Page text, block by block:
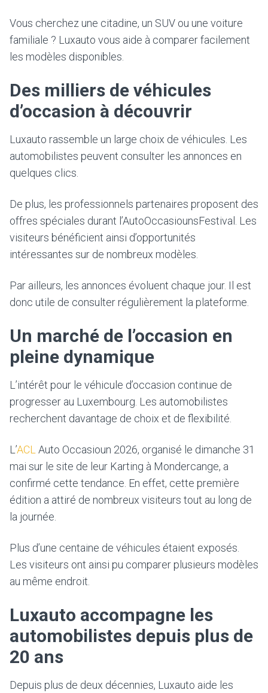
Vous cherchez une citadine, un SUV ou une voiture
familiale ? Luxauto vous aide à comparer facilement
les modèles disponibles.
Des milliers de véhicules
d’occasion à découvrir
Luxauto rassemble un large choix de véhicules. Les
automobilistes peuvent consulter les annonces en
quelques clics.
De plus, les professionnels partenaires proposent des
offres spéciales durant l’AutoOccasiounsFestival. Les
visiteurs bénéficient ainsi d’opportunités
intéressantes sur de nombreux modèles.
Par ailleurs, les annonces évoluent chaque jour. Il est
donc utile de consulter régulièrement la plateforme.
Un marché de l’occasion en
pleine dynamique
L’intérêt pour le véhicule d’occasion continue de
progresser au Luxembourg. Les automobilistes
recherchent davantage de choix et de flexibilité.
L’ACLAuto Occasioun 2026, organisé le dimanche 31
mai sur le site de leur Karting à Mondercange, a
confirmé cette tendance. En effet, cette première
édition a attiré de nombreux visiteurs tout au long de
la journée.
Plus d’une centaine de véhicules étaient exposés.
Les visiteurs ont ainsi pu comparer plusieurs modèles
au même endroit.
Luxauto accompagne les
automobilistes depuis plus de
20 ans
Depuis plus de deux décennies, Luxauto aide les